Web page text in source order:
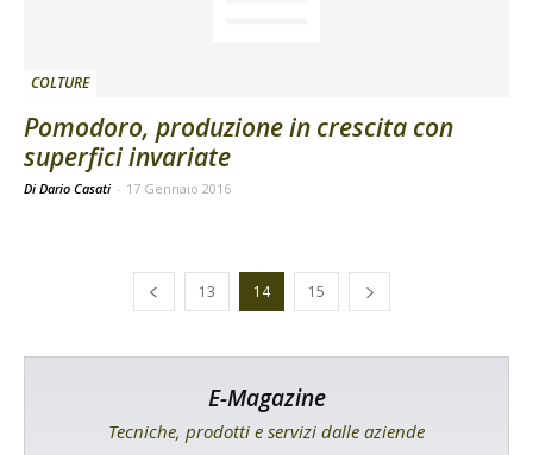
COLTURE
Pomodoro, produzione in crescita con
superfici invariate
Di Dario Casati - 17 Gennaio 2016
13 14 15
E-Magazine
Tecniche, prodotti e servizi dalle aziende